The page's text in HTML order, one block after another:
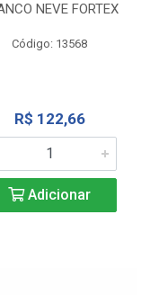
NEVE FORTEX
Código: 13568
R$ 122,66
Adicionar